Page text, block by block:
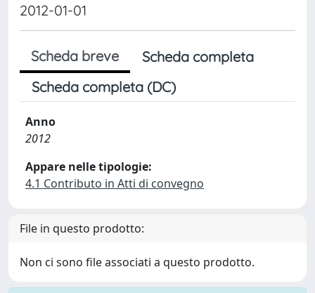
2012-01-01
Scheda breve
Scheda completa
Scheda completa (DC)
Anno
2012
Appare nelle tipologie:
4.1 Contributo in Atti di convegno
File in questo prodotto:
Non ci sono file associati a questo prodotto.